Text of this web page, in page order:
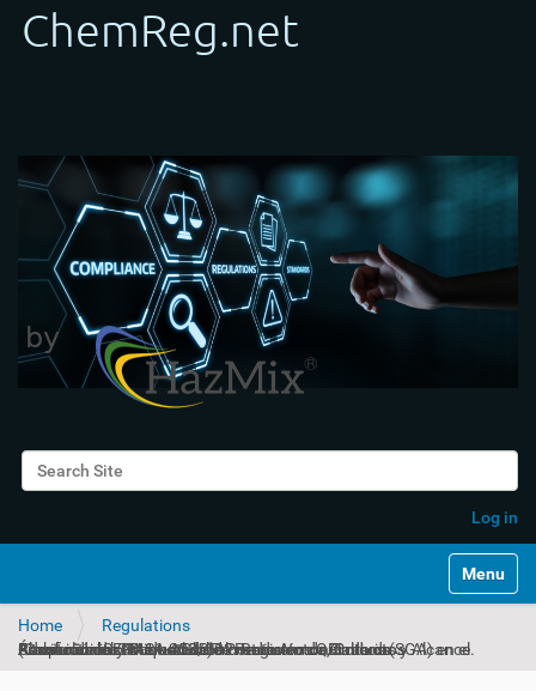
Search Site
Log in
Toggle
Home
Regulations
Resolución SENASA 458/202: Registro de Productos Fitosanitarios. Manual de Procedimientos, Criterios y Alcance. Adopción del Sistema Globalmente Armonizado de Clasificación y Etiquetado de Productos Químicos (SGA) en el Ámbito de los Productos de Protección de Cultivos (Consolidado 04-11-2025)